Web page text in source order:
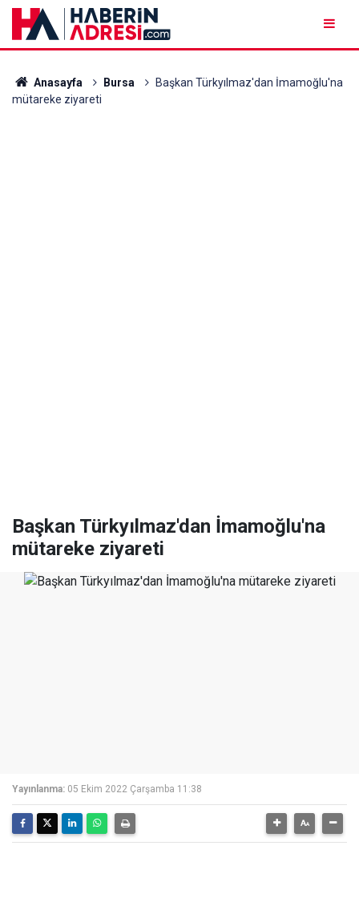
Anasayfa Bursa
Başkan Türkyılmaz'dan İmamoğlu'na
mütareke ziyareti
Başkan Türkyılmaz'dan İmamoğlu'na
mütareke ziyareti
Yayınlanma: 05 Ekim 2022 Çarşamba 11:38